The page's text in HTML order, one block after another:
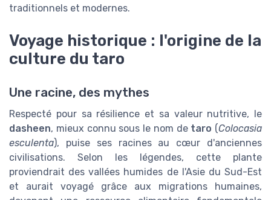
traditionnels et modernes.
Voyage historique : l'origine de la
culture du taro
Une racine, des mythes
Respecté pour sa résilience et sa valeur nutritive, le
dasheen, mieux connu sous le nom de taro (Colocasia
esculenta), puise ses racines au cœur d'anciennes
civilisations. Selon les légendes, cette plante
proviendrait des vallées humides de l'Asie du Sud-Est
et aurait voyagé grâce aux migrations humaines,